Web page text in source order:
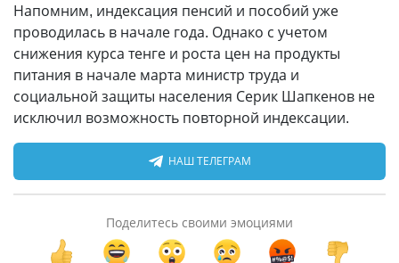
Напомним, индексация пенсий и пособий уже
проводилась в начале года. Однако с учетом
снижения курса тенге и роста цен на продукты
питания в начале марта министр труда и
социальной защиты населения Серик Шапкенов не
исключил возможность повторной индексации.
НАШ ТЕЛЕГРАМ
Поделитесь своими эмоциями